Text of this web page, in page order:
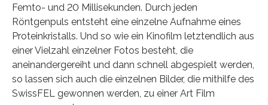
Femto- und 20 Millisekunden. Durch jeden
Röntgenpuls entsteht eine einzelne Aufnahme eines
Proteinkristalls. Und so wie ein Kinofilm letztendlich aus
einer Vielzahl einzelner Fotos besteht, die
aneinandergereiht und dann schnell abgespielt werden,
so lassen sich auch die einzelnen Bilder, die mithilfe des
SwissFEL gewonnen werden, zu einer Art Film